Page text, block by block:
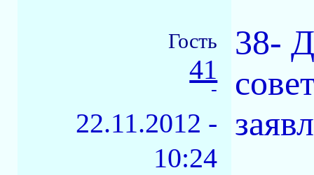
Гость
41
-
22.11.2012 -
10:24
38-